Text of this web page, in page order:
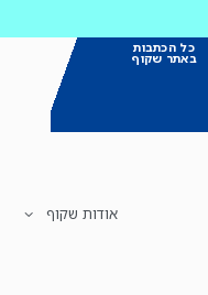
כל הכתבות
באתר שקוף
אודות שקוף